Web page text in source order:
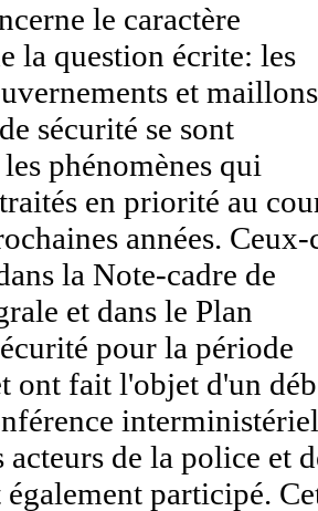
le caractère
la question écrite: les
et maillons
sécurité se sont
phénomènes qui
en priorité au
années.
la Note-cadre de
et dans le Plan
pour la période
ont fait l'objet d'un
acteurs de la police et
participé.